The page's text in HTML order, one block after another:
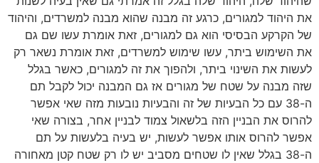
את היהוד למגורים, כרגע זה מבנה שהוא מבנה למשרדים, והיהוד
של הקרקע הבסיסי הוא גם למגורים, זאת אומרת עשו שם גם
את השימוש ביתר, עשו שימוש למשרדים, זאת אומרת נשאר רק
לעשות את השינוי ביתר, ולהפוך את זה למגורים, כאשר בגלל
שזה מבנה על שטח של מגורים אז גם המבנה יכול לקבל תם
ה-38 עם כל הבעיות של זה והבעיות נובעות מזה שאי אפשר
להרוס את הבניין הזה בלשאול צמוד לבניין אחר, בצורה שאי
אפשר להרוס אותו אפשר לעשות, יש בעיה בלעשות על תם
ה-38 בגלל שאין לו שטחים מסביב יש לו רק שטח קטן מאחורה